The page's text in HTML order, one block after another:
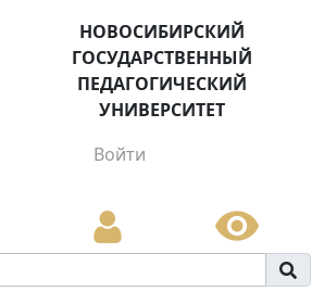
НОВОСИБИРСКИЙ
ГОСУДАРСТВЕННЫЙ
ПЕДАГОГИЧЕСКИЙ
УНИВЕРСИТЕТ
Войти